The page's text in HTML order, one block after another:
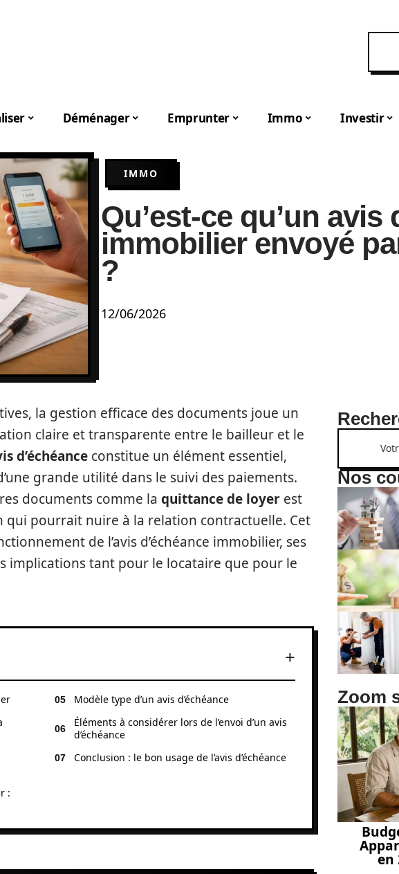
Déménager Emprunter Immo Investir
IMMO
Qu’est-ce qu’un avis
immobilier envoyé
?
12/06/2026
la gestion efficace des documents joue un
claire et transparente entre le bailleur et le
d’échéance constitue un élément essentiel,
grande utilité dans le suivi des paiements.
documents comme la quittance de loyer est
pourrait nuire à la relation contractuelle. Cet
de l’avis d’échéance immobilier, ses
implications tant pour le locataire que pour le
:
Modèle type d’un avis d’échéance
Éléments à considérer lors de l’envoi d’un avis
d’échéance
Conclusion : le bon usage de l’avis d’échéance
Nos
Zoom
en